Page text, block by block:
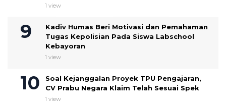
1 view
Kadiv Humas Beri Motivasi dan Pemahaman
Tugas Kepolisian Pada Siswa Labschool
Kebayoran
1 view
Soal Kejanggalan Proyek TPU Pengajaran,
CV Prabu Negara Klaim Telah Sesuai Spek ‎
1 view